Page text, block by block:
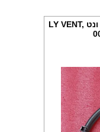
גוף חימום טורבו לתנורי אפיה לי ונט LY VENT,